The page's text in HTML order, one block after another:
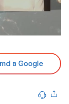
в Google